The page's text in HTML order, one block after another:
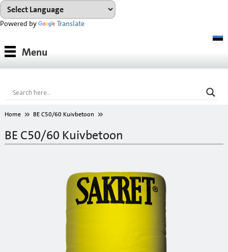
Powered by Translate
Tooted
Tootesüsteemid
Konsultatsioon
Referentsobjektid
Allalaadimiseks
Menu
Home BE C50/60 Kuivbetoon
BE C50/60 Kuivbetoon